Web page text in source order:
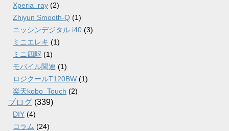
Xperia_ray (2)
Zhiyun Smooth-Q (1)
ニッシンデジタル i40 (3)
ミニエレキ (1)
ミニ四駆 (1)
モバイル関連 (1)
ロジクールT120BW (1)
楽天kobo_Touch (2)
ブログ (339)
DIY (4)
コラム (24)